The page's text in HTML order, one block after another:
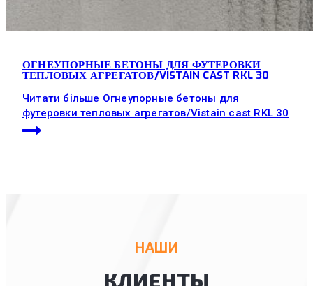
ОГНЕУПОРНЫЕ БЕТОНЫ ДЛЯ ФУТЕРОВКИ
ТЕПЛОВЫХ АГРЕГАТОВ/VISTAIN CAST RKL 30
Читати більше Огнеупорные бетоны для
футеровки тепловых агрегатов/Vistain cast RKL 30
НАШИ
КЛИЕНТЫ